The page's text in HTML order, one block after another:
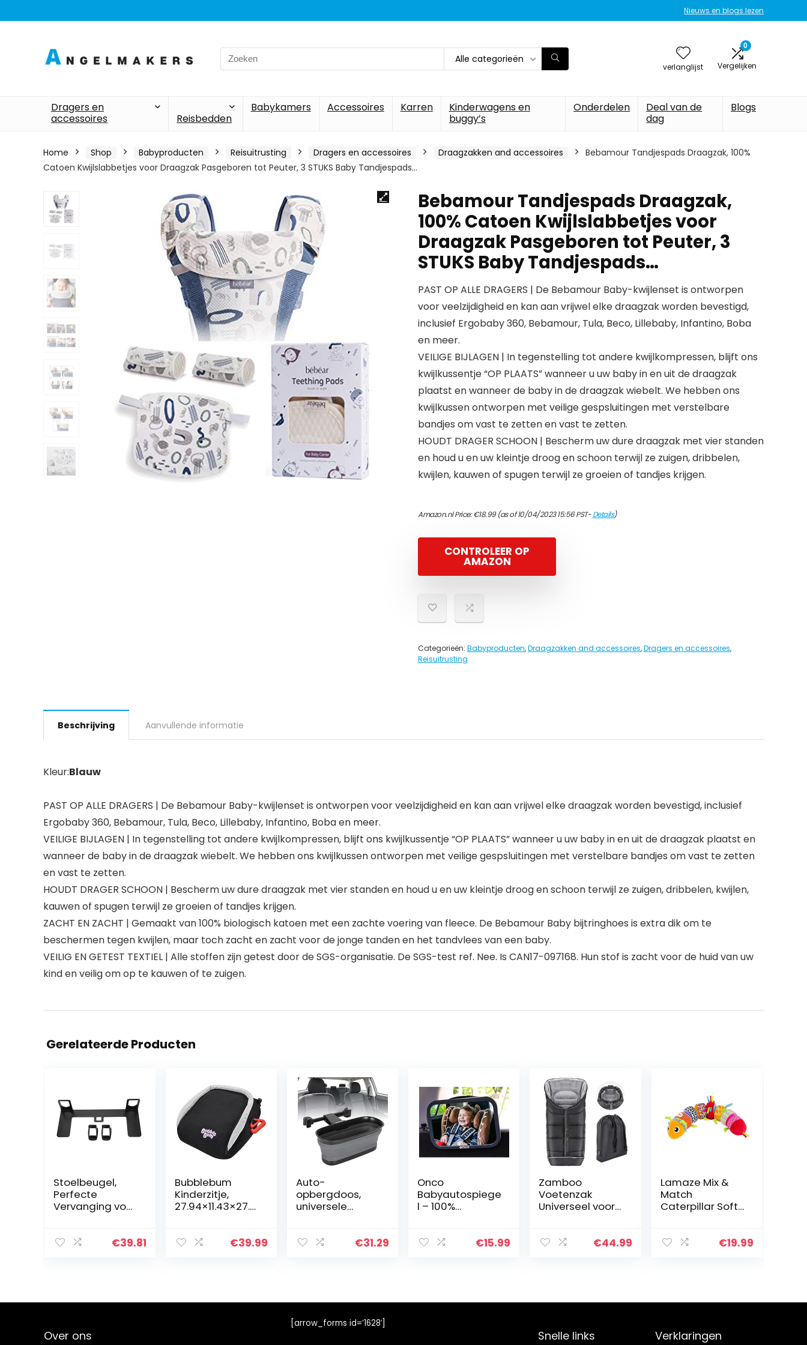
Nieuws en blogs lezen
Search
for:
Alle categorieën
verlanglijst
0
Vergelijken
Dragers en
accessoires
Reisbedden
Babykamers Accessoires Karren
Kinderwagens en
buggy’s
Onderdelen
Deal van de
dag
Blogs
Home Shop Babyproducten Reisuitrusting Dragers en accessoires Draagzakken and accessoires
Bebamour Tandjespads Draagzak, 100%
Catoen Kwijlslabbetjes voor Draagzak Pasgeboren tot Peuter, 3 STUKS Baby Tandjespads…
Bebamour Tandjespads Draagzak,
100% Catoen Kwijlslabbetjes voor
Draagzak Pasgeboren tot Peuter, 3
STUKS Baby Tandjespads…
PAST OP ALLE DRAGERS | De Bebamour Baby-kwijlenset is ontworpen
voor veelzijdigheid en kan aan vrijwel elke draagzak worden bevestigd,
inclusief Ergobaby 360, Bebamour, Tula, Beco, Lillebaby, Infantino, Boba
en meer.
VEILIGE BIJLAGEN | In tegenstelling tot andere kwijlkompressen, blijft ons
kwijlkussentje “OP PLAATS” wanneer u uw baby in en uit de draagzak
plaatst en wanneer de baby in de draagzak wiebelt. We hebben ons
kwijlkussen ontworpen met veilige gespsluitingen met verstelbare
bandjes om vast te zetten en vast te zetten.
HOUDT DRAGER SCHOON | Bescherm uw dure draagzak met vier standen
en houd u en uw kleintje droog en schoon terwijl ze zuigen, dribbelen,
kwijlen, kauwen of spugen terwijl ze groeien of tandjes krijgen.
Amazon.nl Price:€18.99(as of 10/04/2023 15:56 PST-Details)
CONTROLEER OP
AMAZON
Categorieën: Babyproducten,Draagzakken and accessoires,Dragers en accessoires,
Reisuitrusting
Beschrijving Aanvullende informatie
Kleur:Blauw
PAST OP ALLE DRAGERS | De Bebamour Baby-kwijlenset is ontworpen voor veelzijdigheid en kan aan vrijwel elke draagzak worden bevestigd, inclusief
Ergobaby 360, Bebamour, Tula, Beco, Lillebaby, Infantino, Boba en meer.
VEILIGE BIJLAGEN | In tegenstelling tot andere kwijlkompressen, blijft ons kwijlkussentje “OP PLAATS” wanneer u uw baby in en uit de draagzak plaatst en
wanneer de baby in de draagzak wiebelt. We hebben ons kwijlkussen ontworpen met veilige gespsluitingen met verstelbare bandjes om vast te zetten
en vast te zetten.
HOUDT DRAGER SCHOON | Bescherm uw dure draagzak met vier standen en houd u en uw kleintje droog en schoon terwijl ze zuigen, dribbelen, kwijlen,
kauwen of spugen terwijl ze groeien of tandjes krijgen.
ZACHT EN ZACHT | Gemaakt van 100% biologisch katoen met een zachte voering van fleece. De Bebamour Baby bijtringhoes is extra dik om te
beschermen tegen kwijlen, maar toch zacht en zacht voor de jonge tanden en het tandvlees van een baby.
VEILIG EN GETEST TEXTIEL | Alle stoffen zijn getest door de SGS-organisatie. De SGS-test ref. Nee. Is CAN17-097168. Hun stof is zacht voor de huid van uw
kind en veilig om op te kauwen of te zuigen.
Gerelateerde Producten
Stoelbeugel,
Perfecte
Vervanging voor
€39.81
Bubblebum
Kinderzitje,
27.94×11.43×27.9
€39.99
Auto-
opbergdoos,
universele
met hoge
€31.29
Onco
Babyautospiege
l – 100%
gel voor uw €15.99
Zamboo
Voetenzak
Universeel voor
en Buggy –
k met…
€44.99
Lamaze Mix &
Match
Caterpillar Soft
Activity Sorting
€19.99
Over ons
[arrow_forms id=’1628′]
Snelle links Verklaringen